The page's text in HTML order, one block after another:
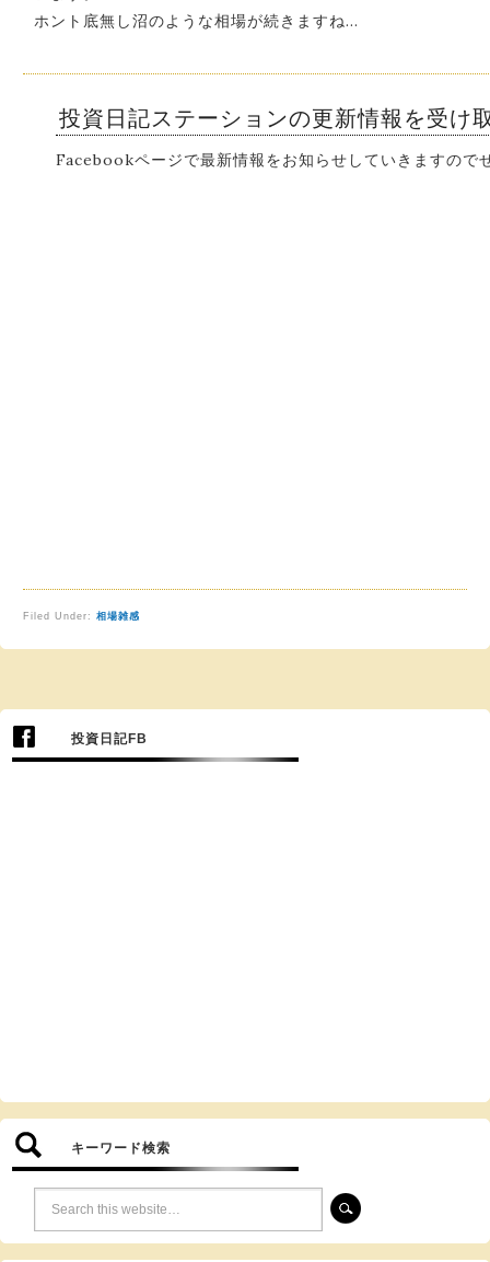
ホント底無し沼のような相場が続きますね…
投資日記ステーションの更新情報を受け
Facebookページで最新情報をお知らせしていきますので
Filed Under: 相場雑感
投資日記FB
キーワード検索